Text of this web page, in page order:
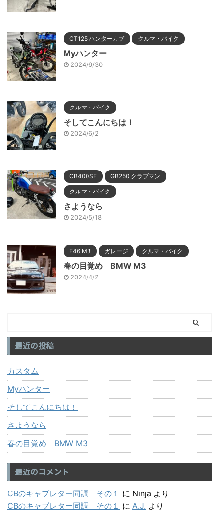
CT125 ハンターカブ クルマ・バイク
Myハンター
2024/6/30
クルマ・バイク
そしてこんにちは！
2024/6/2
CB400SF GB250 クラブマン
クルマ・バイク
さようなら
2024/5/18
E46 M3 ガレージ クルマ・バイク
春の目覚め BMW M3
2024/4/2
最近の投稿
カスタム
Myハンター
そしてこんにちは！
さようなら
春の目覚め BMW M3
最近のコメント
CBのキャブレター同調 その１ に Ninja より
CBのキャブレター同調 その１ に A.J. より